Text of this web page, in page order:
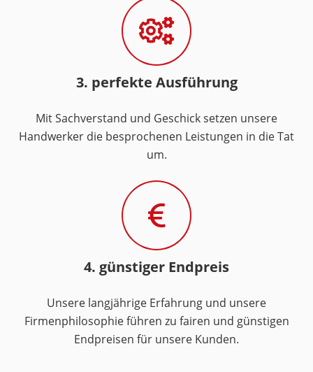
3. perfekte Ausführung
Mit Sachverstand und Geschick setzen unsere
Handwerker die besprochenen Leistungen in die Tat
um.
4. günstiger Endpreis
Unsere langjährige Erfahrung und unsere
Firmenphilosophie führen zu fairen und günstigen
Endpreisen für unsere Kunden.